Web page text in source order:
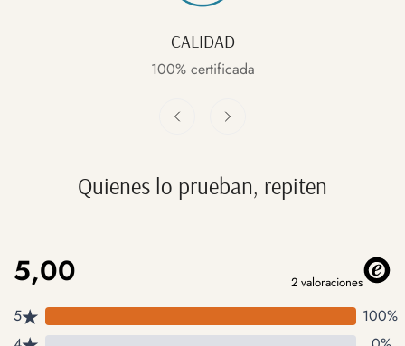
CALIDAD
100% certificada
Quienes lo prueban, repiten